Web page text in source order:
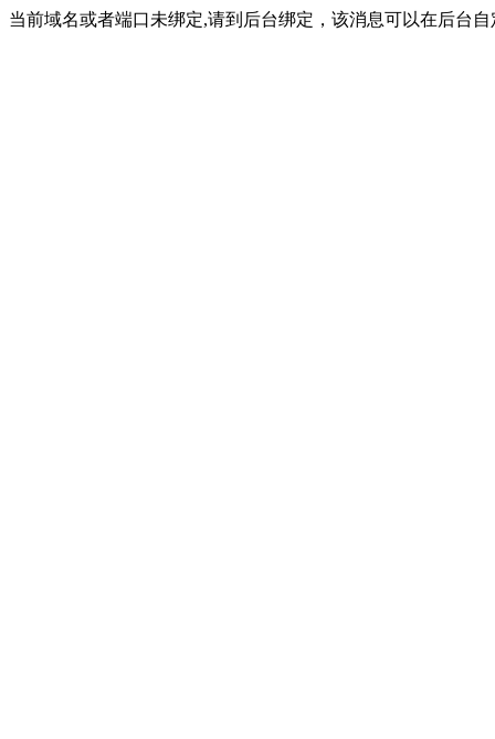
当前域名或者端口未绑定,请到后台绑定，该消息可以在后台自